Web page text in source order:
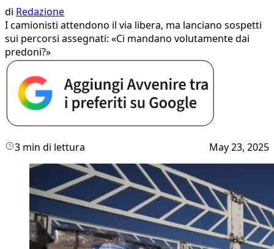
di Redazione
I camionisti attendono il via libera, ma lanciano sospetti
sui percorsi assegnati: «Ci mandano volutamente dai
predoni?»
3 min di lettura May 23, 2025